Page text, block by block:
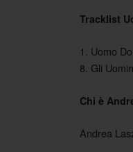
Tracklist
1. Uomo
8. Gli
Chi è
Andrea